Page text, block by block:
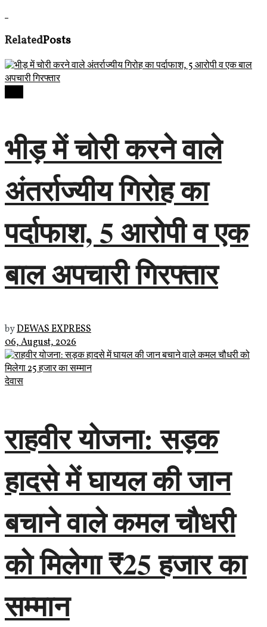
RelatedPosts
भीड़ में चोरी करने वाले
अंतर्राज्यीय गिरोह का
पर्दाफाश, 5 आरोपी व एक
बाल अपचारी गिरफ्तार
byDEWAS EXPRESS
06, August, 2026
देवास
राहवीर योजना: सड़क
हादसे में घायल की जान
बचाने वाले कमल चौधरी
को मिलेगा ₹25 हजार का
सम्मान